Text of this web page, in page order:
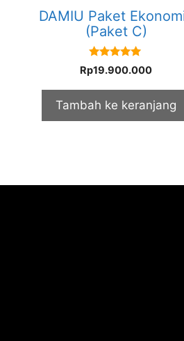
DAMIU Paket
(Paket C)
5.00
out of 5
Rp19.900.000
Tambah ke keranjang